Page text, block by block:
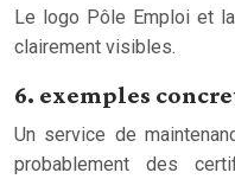
Le logo Pôle Emploi et
clairement visibles.
6. exemples
Un service de
probablement des